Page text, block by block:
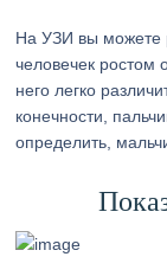
На УЗИ вы можете
человечек ростом
него легко
конечности,
определить,